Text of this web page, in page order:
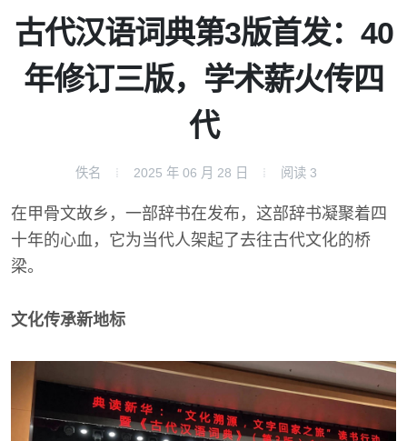
古代汉语词典第3版首发：40
年修订三版，学术薪火传四
代
佚名 2025 年 06 月 28 日 阅读 3
在甲骨文故乡，一部辞书在发布，这部辞书凝聚着四
十年的心血，它为当代人架起了去往古代文化的桥
梁。
文化传承新地标